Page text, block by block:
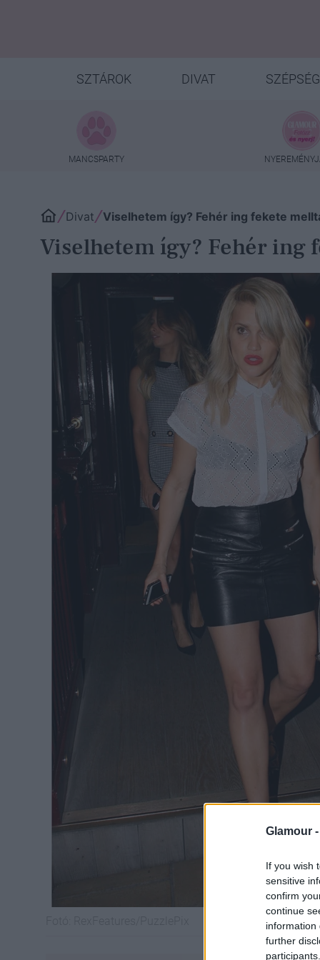
Glamour -
If you wish
sensitive
confirm
continue
information
further
SZTÁROK DIVAT SZÉPSÉG
MANCSPARTY
Divat Viselhetem így? Fehér ing fekete
Viselhetem így? Fehér ing